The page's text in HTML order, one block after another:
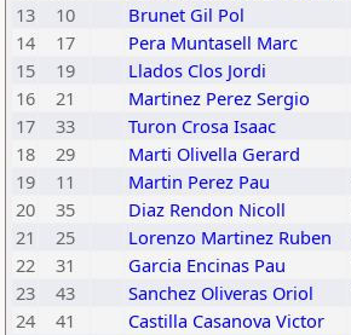
13
10 Brunet Gil Pol
14
17 Pera Muntasell Marc
15
19 Llados Clos Jordi
16
21 Martinez Perez Sergio
17
33 Turon Crosa Isaac
18
29 Marti Olivella Gerard
19
11 Martin Perez Pau
20
35 Diaz Rendon Nicoll
21
25 Lorenzo Martinez Ruben
22
31 Garcia Encinas Pau
23
43 Sanchez Oliveras Oriol
24
41 Castilla Casanova Victor